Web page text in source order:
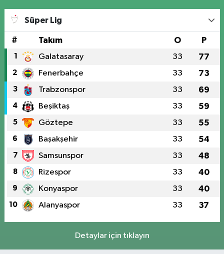
Süper Lig
# Takım O P
1 Galatasaray 33 77
2 Fenerbahçe 33 73
3 Trabzonspor 33 69
4 Beşiktaş 33 59
5 Göztepe 33 55
6 Başakşehir 33 54
7 Samsunspor 33 48
8 Rizespor 33 40
9 Konyaspor 33 40
10 Alanyaspor 33 37
Detaylar için tıklayın